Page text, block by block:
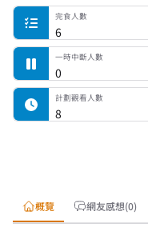
完食人數
6
一時中斷人數
0
計劃觀看人數
8
概覽 網友感想(0)